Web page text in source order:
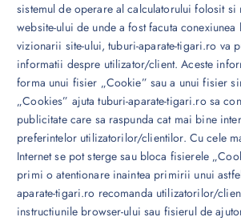
sistemul de operare al calculatorului folosit si
website-ului de unde a fost facuta conexiunea
vizionarii site-ului, tuburi-aparate-tigari.ro va
informatii despre utilizator/client. Aceste
forma unui fisier „Cookie” sau a unui fisier
„Cookies” ajuta tuburi-aparate-tigari.ro sa
publicitate care sa raspunda cat mai bine
preferintelor utilizatorilor/clientilor. Cu cele
Internet se pot sterge sau bloca fisierele
primi o atentionare inaintea primirii unui
aparate-tigari.ro recomanda utilizatorilor/
instructiunile browser-ului sau fisierul de